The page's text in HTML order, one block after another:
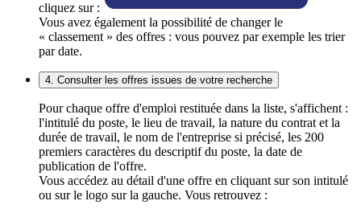
cliquez sur :
Vous avez également la possibilité de changer le
« classement » des offres : vous pouvez par exemple les trier
par date.
4. Consulter les offres issues de votre recherche
Pour chaque offre d'emploi restituée dans la liste, s'affichent :
l'intitulé du poste, le lieu de travail, la nature du contrat et la
durée de travail, le nom de l'entreprise si précisé, les 200
premiers caractères du descriptif du poste, la date de
publication de l'offre.
Vous accédez au détail d'une offre en cliquant sur son intitulé
ou sur le logo sur la gauche. Vous retrouvez :